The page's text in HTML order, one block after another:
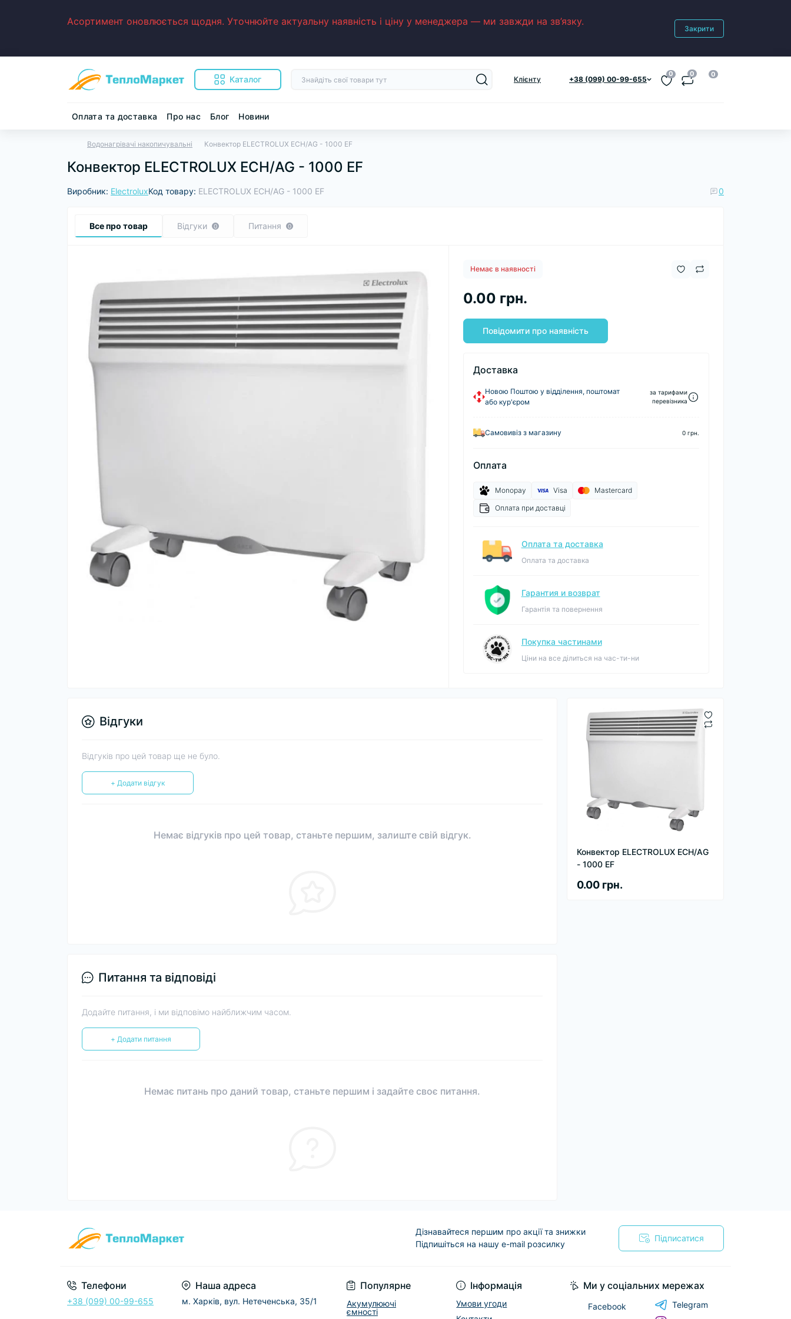
Асортимент оновлюється щодня. Уточнюйте актуальну наявність і ціну у менеджера — ми завжди на зв’язку.
Закрити
Каталог Клієнту +38 (099) 00-99-655
0 0 0
Оплата та доставка Про нас Блог Новини
Водонагрівачі накопичувальні Конвектор ELECTROLUX ECH/AG - 1000 EF
Конвектор ELECTROLUX ECH/AG - 1000 EF
Виробник: ElectroluxКод товару: ELECTROLUX ECH/AG - 1000 EF 0
Все про товар Відгуки 0 Питання 0
Немає в наявності
0.00 грн.
Повідомити про наявність
Доставка
Новою Поштою у відділення, поштомат
або кур'єром
за тарифами
перевізника
Самовивіз з магазину 0 грн.
Оплата
Monopay Visa
Mastercard
Оплата при доставці
Оплата та доставка
Оплата та доставка
Гарантия и возврат
Гарантія та повернення
Покупка частинами
Ціни на все ділиться на час-ти-ни
Конвектор ELECTROLUX ECH/AG
- 1000 EF
0.00 грн.
Відгуки
Відгуків про цей товар ще не було.
+ Додати відгук
Немає відгуків про цей товар, станьте першим, залиште свій відгук.
Питання та відповіді
Додайте питання, і ми відповімо найближчим часом.
+ Додати питання
Немає питань про даний товар, станьте першим і задайте своє питання.
Дізнавайтеся першим про акції та знижки
Підпишіться на нашу e-mail розсилку
Підписатися
Телефони
+38 (099) 00-99-655
Наша адреса
м. Харків, вул. Нетеченська, 35/1
Популярне
Акумулюючі
ємності
Інформація
Умови угоди
Ми у соціальних мережах
Facebook
Telegram